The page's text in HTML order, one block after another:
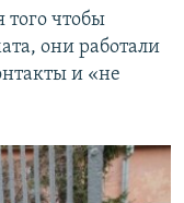
того чтобы
они работали
и «не